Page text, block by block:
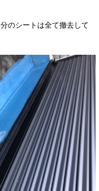
のシートは全て撤去して